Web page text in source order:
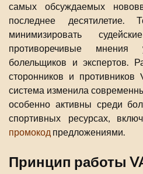
самых обсуждаемых
последнее десятилетие.
минимизировать
противоречивые мнения
болельщиков и экспертов.
сторонников и
система изменила
особенно активны среди
спортивных ресурсах,
промокод предложениями.
Принцип работы